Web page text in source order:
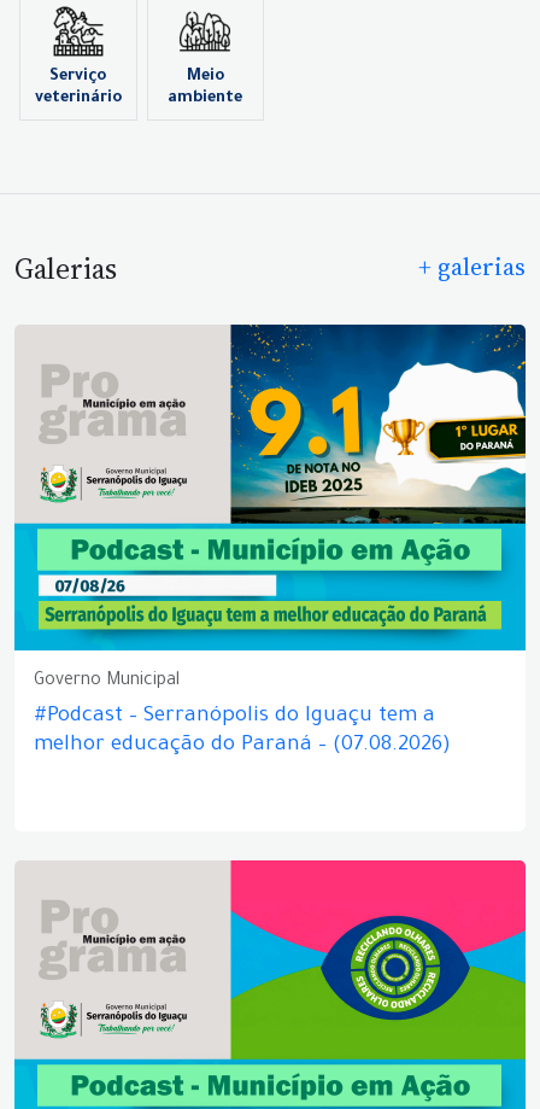
Serviço
veterinário
Meio
ambiente
Galerias + galerias
Governo Municipal
#Podcast – Serranópolis do Iguaçu tem a
melhor educação do Paraná – (07.08.2026)